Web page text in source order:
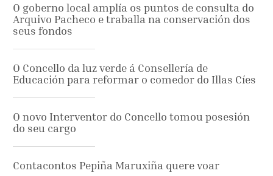
O goberno local amplía os puntos de consulta do
Arquivo Pacheco e traballa na conservación dos
seus fondos
O Concello da luz verde á Consellería de
Educación para reformar o comedor do Illas Cíes
O novo Interventor do Concello tomou posesión
do seu cargo
Contacontos Pepiña Maruxiña quere voar